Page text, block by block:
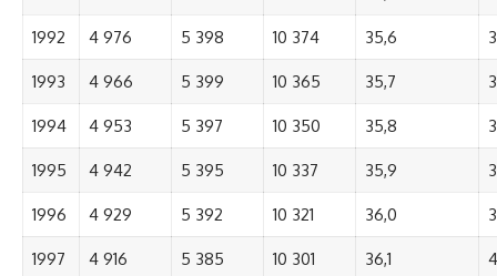
1992 4 976 5 398 10 374 35,6
1993 4 966 5 399 10 365 35,7
1994 4 953 5 397 10 350 35,8
1995 4 942 5 395 10 337 35,9
1996 4 929 5 392 10 321 36,0
1997 4 916 5 385 10 301 36,1